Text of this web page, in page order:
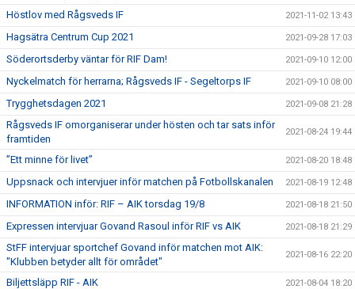
Höstlov med Rågsveds IF 2021-11-02 13:43
Hagsätra Centrum Cup 2021 2021-09-28 17:03
Söderortsderby väntar för RIF Dam! 2021-09-10 12:00
Nyckelmatch för herrarna; Rågsveds IF - Segeltorps IF 2021-09-10 08:00
Trygghetsdagen 2021 2021-09-08 21:28
Rågsveds IF omorganiserar under hösten och tar sats inför
framtiden
2021-08-24 19:44
”Ett minne för livet” 2021-08-20 18:48
Uppsnack och intervjuer inför matchen på Fotbollskanalen 2021-08-19 12:48
INFORMATION inför: RIF – AIK torsdag 19/8 2021-08-18 21:50
Expressen intervjuar Govand Rasoul inför RIF vs AIK 2021-08-18 21:29
StFF intervjuar sportchef Govand inför matchen mot AIK:
"Klubben betyder allt för området"
2021-08-16 22:20
Biljettsläpp RIF - AIK 2021-08-04 18:20